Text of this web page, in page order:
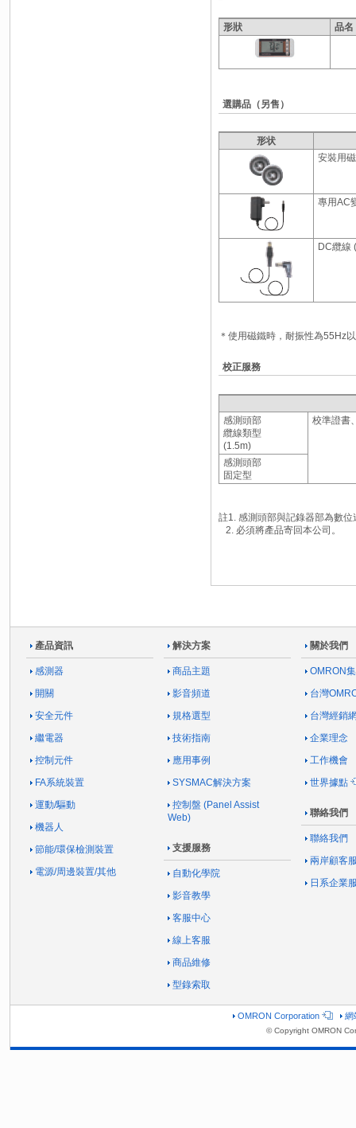
形狀 品名
選購品（另售）
形状
安裝用
專用AC
DC纜線
＊使用磁鐵時，耐振性為55Hz
校正服務
感測頭部
纜線類型
(1.5m)
校準證書
感測頭部
固定型
註1. 感測頭部與記錄器部為數
2. 必須將產品寄回本公司。
產品資訊
感測器
開關
安全元件
繼電器
控制元件
FA系統裝置
運動/驅動
機器人
節能/環保檢測裝置
電源/周邊裝置/其他
解決方案
商品主題
影音頻道
規格選型
技術指南
應用事例
SYSMAC解決方案
控制盤 (Panel Assist
Web)
支援服務
自動化學院
影音教學
客服中心
線上客服
商品維修
型錄索取
關於我們
OMRON
台灣
台灣經銷
企業理念
工作機會
世界據點
聯絡我們
聯絡我們
兩岸顧客
日系企業
OMRON Corporation 網
© Copyright OMRON